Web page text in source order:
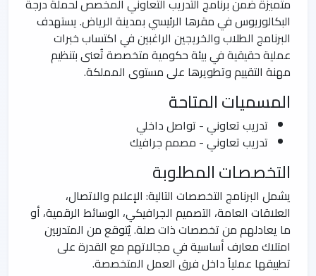
البكالوريوس في مقرها الرئيسي بمدينة الرياض. يستهدف
البرنامج الطلاب والخريجين الراغبين في اكتساب خبرات
عملية حقيقية في بيئة حكومية متخصصة تُعنى بتنظيم
مهنة التقييم وتطويرها على مستوى المملكة.
المسميات المتاحة
تدريب تعاوني - تواصل داخلي
تدريب تعاوني - مصمم جرافيك
التخصصات المطلوبة
يشمل البرنامج التخصصات التالية: الإعلام والاتصال،
العلاقات العامة، التصميم الجرافيكي، الوسائط الرقمية، أو
ما يعادلهم من تخصصات ذات صلة. يُتوقع من المتدربين
امتلاك معارف أساسية في مجالاتهم مع القدرة على
تطبيقها عملياً داخل فرق العمل المتخصصة.